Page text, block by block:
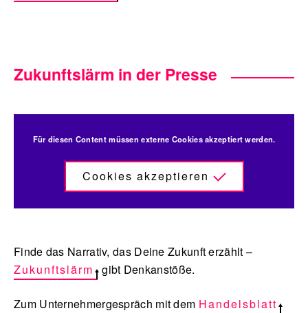
Zukunftslärm in der Presse
Für diesen Content müssen externe Cookies akzeptiert werden.
Cookies akzeptieren
Finde das Narrativ, das Deine Zukunft erzählt –
Zukunftslärm
gibt Denkanstöße.
Zum Unternehmergespräch mit dem Handelsblatt